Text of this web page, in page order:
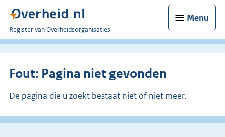
Menu
U
bent
Register van Overheidsorganisaties
Fout: Pagina niet gevonden
De pagina die u zoekt bestaat niet of niet meer.